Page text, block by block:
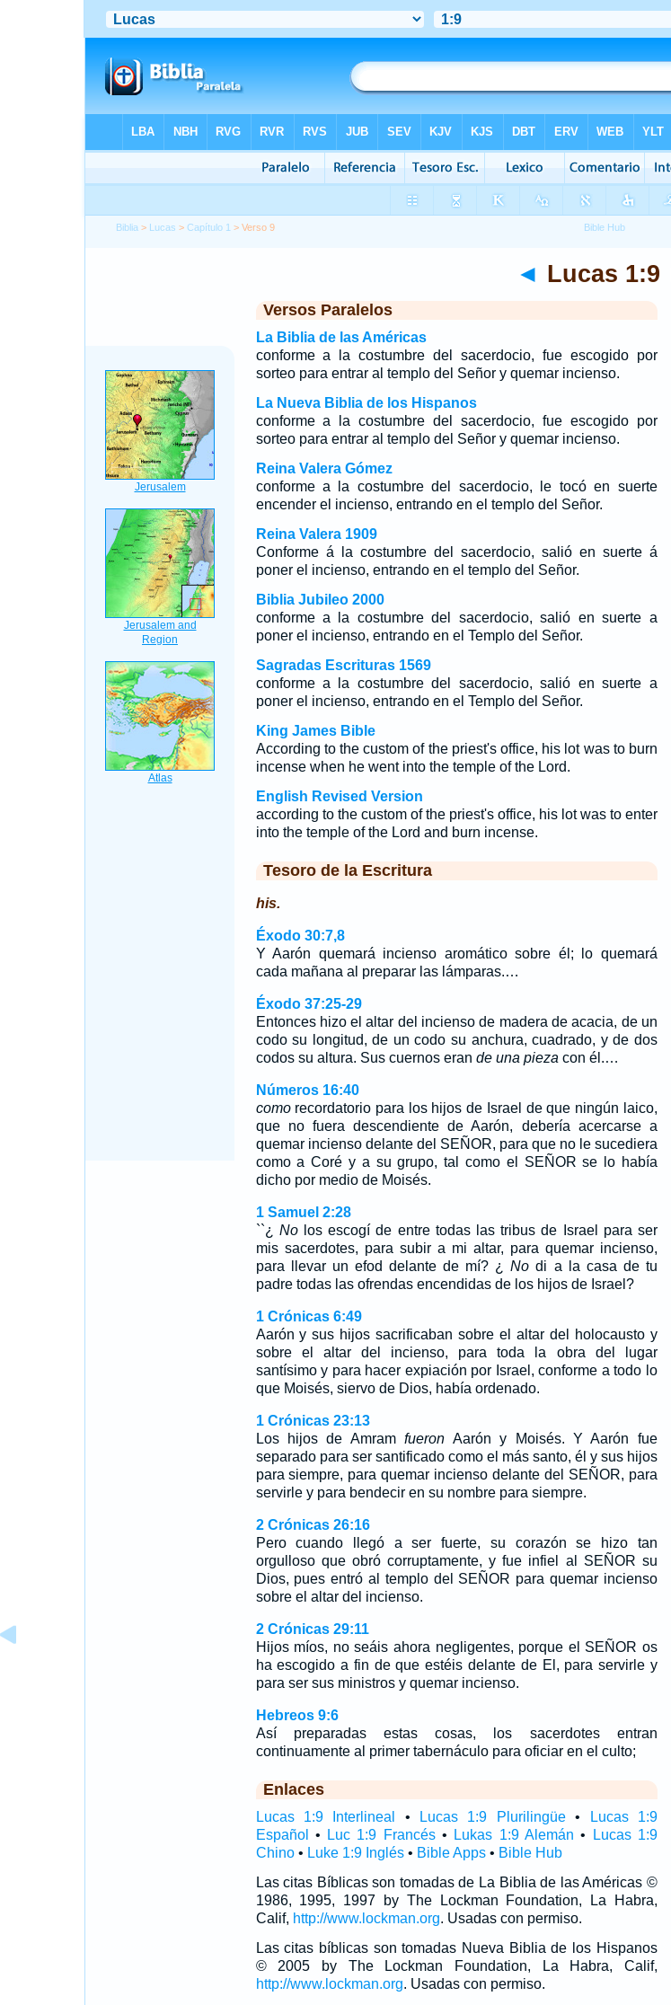
Biblia > Lucas >Capítulo 1 > Verso 9
◄ Lucas 1:9
Versos Paralelos
La Biblia de las Américas
conforme a la costumbre del sacerdocio, fue escogido por
sorteo para entrar al templo del Señor y quemar incienso.
La Nueva Biblia de los Hispanos
conforme a la costumbre del sacerdocio, fue escogido por
sorteo para entrar al templo del Señor y quemar incienso.
Reina Valera Gómez
conforme a la costumbre del sacerdocio, le tocó en suerte
encender el incienso, entrando en el templo del Señor.
Reina Valera 1909
Conforme á la costumbre del sacerdocio, salió en suerte á
poner el incienso, entrando en el templo del Señor.
Biblia Jubileo 2000
conforme a la costumbre del sacerdocio, salió en suerte a
poner el incienso, entrando en el Templo del Señor.
Sagradas Escrituras 1569
conforme a la costumbre del sacerdocio, salió en suerte a
poner el incienso, entrando en el Templo del Señor.
King James Bible
According to the custom of the priest's office, his lot was to burn
incense when he went into the temple of the Lord.
English Revised Version
according to the custom of the priest's office, his lot was to enter
into the temple of the Lord and burn incense.
Tesoro de la Escritura
his.
Éxodo 30:7,8
Y Aarón quemará incienso aromático sobre él; lo quemará
cada mañana al preparar las lámparas.…
Éxodo 37:25-29
Entonces hizo el altar del incienso de madera de acacia, de un
codo su longitud, de un codo su anchura, cuadrado, y de dos
codos su altura. Sus cuernos eran de una pieza con él.…
Números 16:40
comorecordatorio para los hijos de Israel de que ningún laico,
que no fuera descendiente de Aarón, debería acercarse a
quemar incienso delante del SEÑOR, para que no le sucediera
como a Coré y a su grupo, tal como el SEÑOR se lo había
dicho por medio de Moisés.
1 Samuel 2:28
``¿ Nolos escogí de entre todas las tribus de Israel para ser
mis sacerdotes, para subir a mi altar, para quemar incienso,
para llevar un efod delante de mí? ¿No di a la casa de tu
padre todas las ofrendas encendidas de los hijos de Israel?
1 Crónicas 6:49
Aarón y sus hijos sacrificaban sobre el altar del holocausto y
sobre el altar del incienso, para toda la obra del lugar
santísimo y para hacer expiación por Israel, conforme a todo lo
que Moisés, siervo de Dios, había ordenado.
1 Crónicas 23:13
Los hijos de Amramfueron Aarón y Moisés. Y Aarón fue
separado para ser santificado como el más santo, él y sus hijos
para siempre, para quemar incienso delante del SEÑOR, para
servirle y para bendecir en su nombre para siempre.
2 Crónicas 26:16
Pero cuando llegó a ser fuerte, su corazón se hizo tan
orgulloso que obró corruptamente, y fue infiel al SEÑOR su
Dios, pues entró al templo del SEÑOR para quemar incienso
sobre el altar del incienso.
2 Crónicas 29:11
Hijos míos, no seáis ahora negligentes, porque el SEÑOR os
ha escogido a fin de que estéis delante de El, para servirle y
para ser sus ministros y quemar incienso.
Hebreos 9:6
Así preparadas estas cosas, los sacerdotes entran
continuamente al primer tabernáculo para oficiar en el culto;
Enlaces
Lucas 1:9 Interlineal • Lucas 1:9 Plurilingüe•
Lucas 1:9
Español
• Luc 1:9 Francés• Lukas 1:9 Alemán •
Lucas 1:9
Chino• Luke 1:9 Inglés• Bible Apps• Bible Hub
Las citas Bíblicas son tomadas de La Biblia de las Américas ©
1986, 1995, 1997 by The Lockman Foundation, La Habra,
Calif, http://www.lockman.org. Usadas con permiso.
Las citas bíblicas son tomadas Nueva Biblia de los Hispanos
© 2005 by The Lockman Foundation, La Habra, Calif,
http://www.lockman.org. Usadas con permiso.